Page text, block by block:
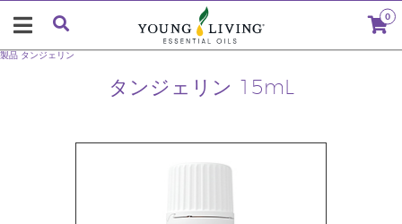
0
タンジェリン 15mL
製品 タンジェリン